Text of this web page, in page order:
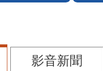
影音新聞